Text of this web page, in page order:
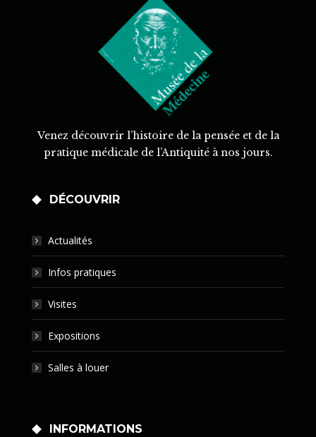
Venez découvrir l’histoire de la pensée et de la
pratique médicale de l’Antiquité à nos jours.
DÉCOUVRIR
Actualités
Infos pratiques
Visites
Expositions
Salles à louer
INFORMATIONS